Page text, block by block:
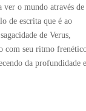
ver o mundo através de
de escrita que é ao
de Verus,
com seu ritmo
da profundidade e